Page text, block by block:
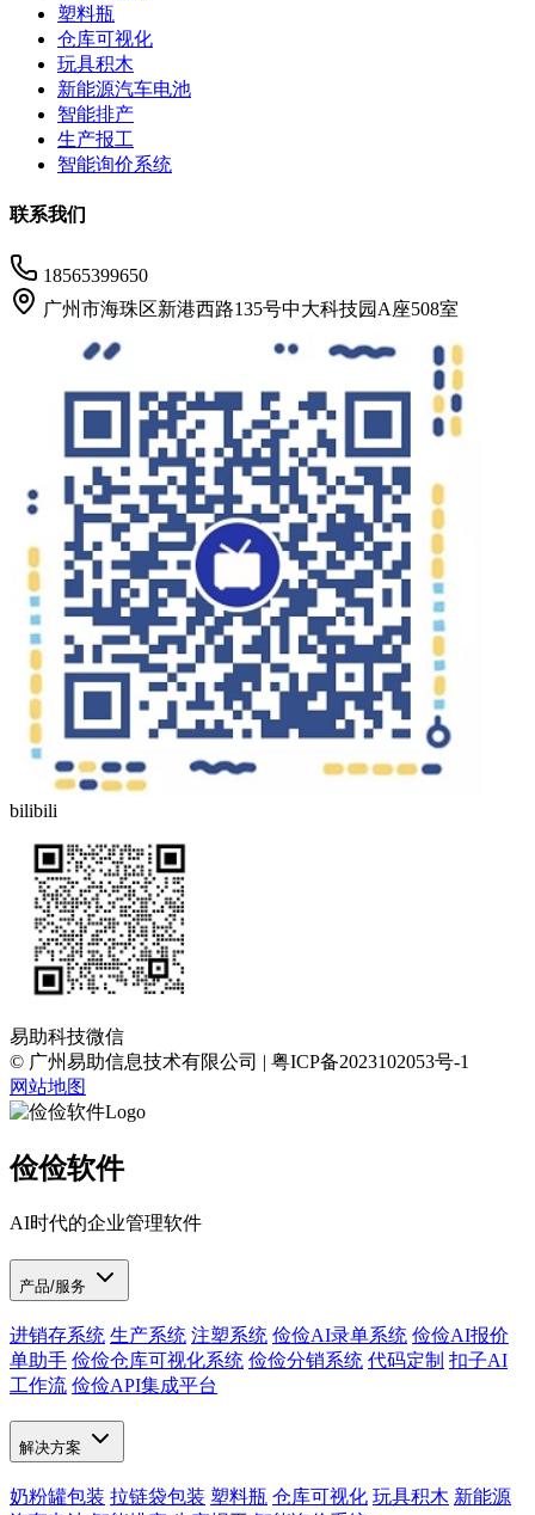
塑料瓶
仓库可视化
玩具积木
新能源汽车电池
智能排产
生产报工
智能询价系统
联系我们
18565399650
广州市海珠区新港西路135号中大科技园A座508室
bilibili
易助科技微信
© 广州易助信息技术有限公司 | 粤ICP备2023102053号-1
网站地图
俭俭软件
AI时代的企业管理软件
产品/服务
进销存系统 生产系统 注塑系统 俭俭AI录单系统 俭俭AI报价
单助手 俭俭仓库可视化系统 俭俭分销系统 代码定制 扣子AI
工作流 俭俭API集成平台
解决方案
奶粉罐包装 拉链袋包装 塑料瓶 仓库可视化 玩具积木 新能源